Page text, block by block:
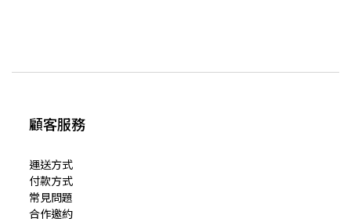
顧客服務
運送方式
付款方式
常見問題
合作邀約